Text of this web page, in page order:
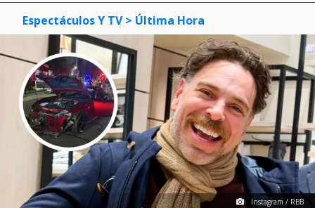
Espectáculos Y TV > Última Hora
Instagram / RBB